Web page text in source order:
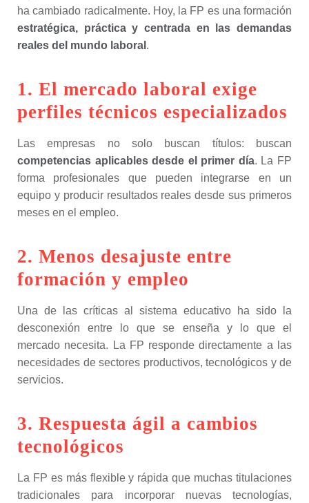
ha cambiado radicalmente. Hoy, la FP es una formación
estratégica, práctica y centrada en las demandas
reales del mundo laboral .
1. El mercado laboral exige
perfiles técnicos especializados
Las empresas no solo buscan títulos: buscan
competencias aplicables desde el primer día. La FP
forma profesionales que pueden integrarse en un
equipo y producir resultados reales desde sus primeros
meses en el empleo.
2. Menos desajuste entre
formación y empleo
Una de las críticas al sistema educativo ha sido la
desconexión entre lo que se enseña y lo que el
mercado necesita. La FP responde directamente a las
necesidades de sectores productivos, tecnológicos y de
servicios.
3. Respuesta ágil a cambios
tecnológicos
La FP es más flexible y rápida que muchas titulaciones
tradicionales para incorporar nuevas tecnologías,